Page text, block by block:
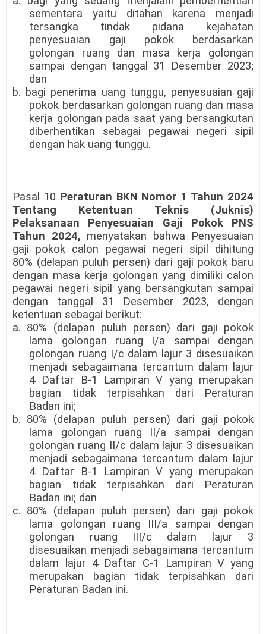
sementara yaitu ditahan karena menjadi
tersangka tindak pidana kejahatan
penyesuaian gaji pokok berdasarkan
golongan ruang dan masa kerja golongan
sampai dengan tanggal 31 Desember 2023;
dan
b. bagi penerima uang tunggu, penyesuaian gaji
pokok berdasarkan golongan ruang dan masa
kerja golongan pada saat yang bersangkutan
diberhentikan sebagai pegawai negeri sipil
dengan hak uang tunggu.
Pasal 10 Peraturan BKN Nomor 1 Tahun 2024
Tentang Ketentuan Teknis (Juknis)
Pelaksanaan Penyesuaian Gaji Pokok PNS
Tahun 2024, menyatakan bahwa Penyesuaian
gaji pokok calon pegawai negeri sipil dihitung
80% (delapan puluh persen) dari gaji pokok baru
dengan masa kerja golongan yang dimiliki calon
pegawai negeri sipil yang bersangkutan sampai
dengan tanggal 31 Desember 2023, dengan
ketentuan sebagai berikut:
a. 80% (delapan puluh persen) dari gaji pokok
lama golongan ruang I/a sampai dengan
golongan ruang I/c dalam lajur 3 disesuaikan
menjadi sebagaimana tercantum dalam lajur
4 Daftar B-1 Lampiran V yang merupakan
bagian tidak terpisahkan dari Peraturan
Badan ini;
b. 80% (delapan puluh persen) dari gaji pokok
lama golongan ruang II/a sampai dengan
golongan ruang II/c dalam lajur 3 disesuaikan
menjadi sebagaimana tercantum dalam lajur
4 Daftar B-1 Lampiran V yang merupakan
bagian tidak terpisahkan dari Peraturan
Badan ini; dan
c. 80% (delapan puluh persen) dari gaji pokok
lama golongan ruang III/a sampai dengan
golongan ruang III/c dalam lajur 3
disesuaikan menjadi sebagaimana tercantum
dalam lajur 4 Daftar C-1 Lampiran V yang
merupakan bagian tidak terpisahkan dari
Peraturan Badan ini.